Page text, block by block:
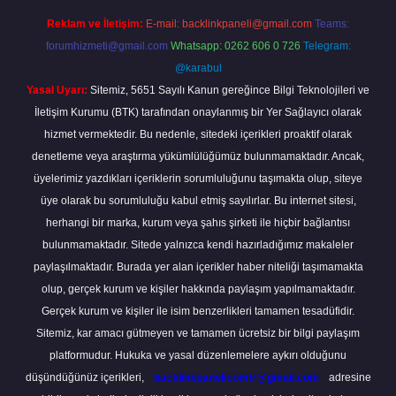
Reklam ve İletişim: E-mail: backlinkpaneli@gmail.com Teams:
forumhizmeti@gmail.com Whatsapp: 0262 606 0 726 Telegram:
@karabul
Yasal Uyarı: Sitemiz, 5651 Sayılı Kanun gereğince Bilgi Teknolojileri ve
İletişim Kurumu (BTK) tarafından onaylanmış bir Yer Sağlayıcı olarak
hizmet vermektedir. Bu nedenle, sitedeki içerikleri proaktif olarak
denetleme veya araştırma yükümlülüğümüz bulunmamaktadır. Ancak,
üyelerimiz yazdıkları içeriklerin sorumluluğunu taşımakta olup, siteye
üye olarak bu sorumluluğu kabul etmiş sayılırlar. Bu internet sitesi,
herhangi bir marka, kurum veya şahıs şirketi ile hiçbir bağlantısı
bulunmamaktadır. Sitede yalnızca kendi hazırladığımız makaleler
paylaşılmaktadır. Burada yer alan içerikler haber niteliği taşımamakta
olup, gerçek kurum ve kişiler hakkında paylaşım yapılmamaktadır.
Gerçek kurum ve kişiler ile isim benzerlikleri tamamen tesadüfidir.
Sitemiz, kar amacı gütmeyen ve tamamen ücretsiz bir bilgi paylaşım
platformudur. Hukuka ve yasal düzenlemelere aykırı olduğunu
düşündüğünüz içerikleri,
backlinkpanelicomtr@gmail.com
adresine